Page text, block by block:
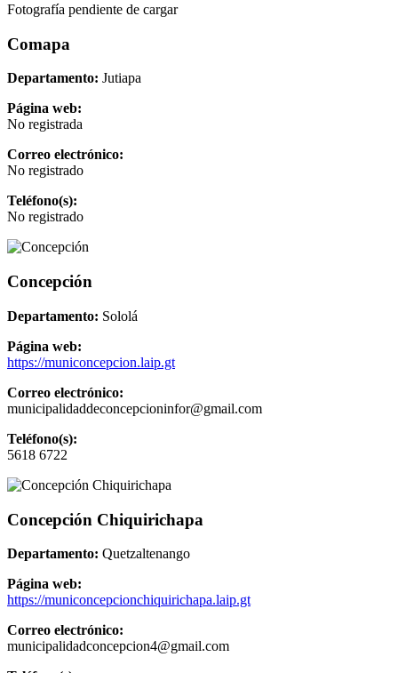
Fotografía pendiente de cargar
Comapa
Departamento: Jutiapa
Página web:
No registrada
Correo electrónico:
No registrado
Teléfono(s):
No registrado
Concepción
Departamento: Sololá
Página web:
https://municoncepcion.laip.gt
Correo electrónico:
municipalidaddeconcepcioninfor@gmail.com
Teléfono(s):
5618 6722
Concepción Chiquirichapa
Departamento: Quetzaltenango
Página web:
https://municoncepcionchiquirichapa.laip.gt
Correo electrónico:
municipalidadconcepcion4@gmail.com